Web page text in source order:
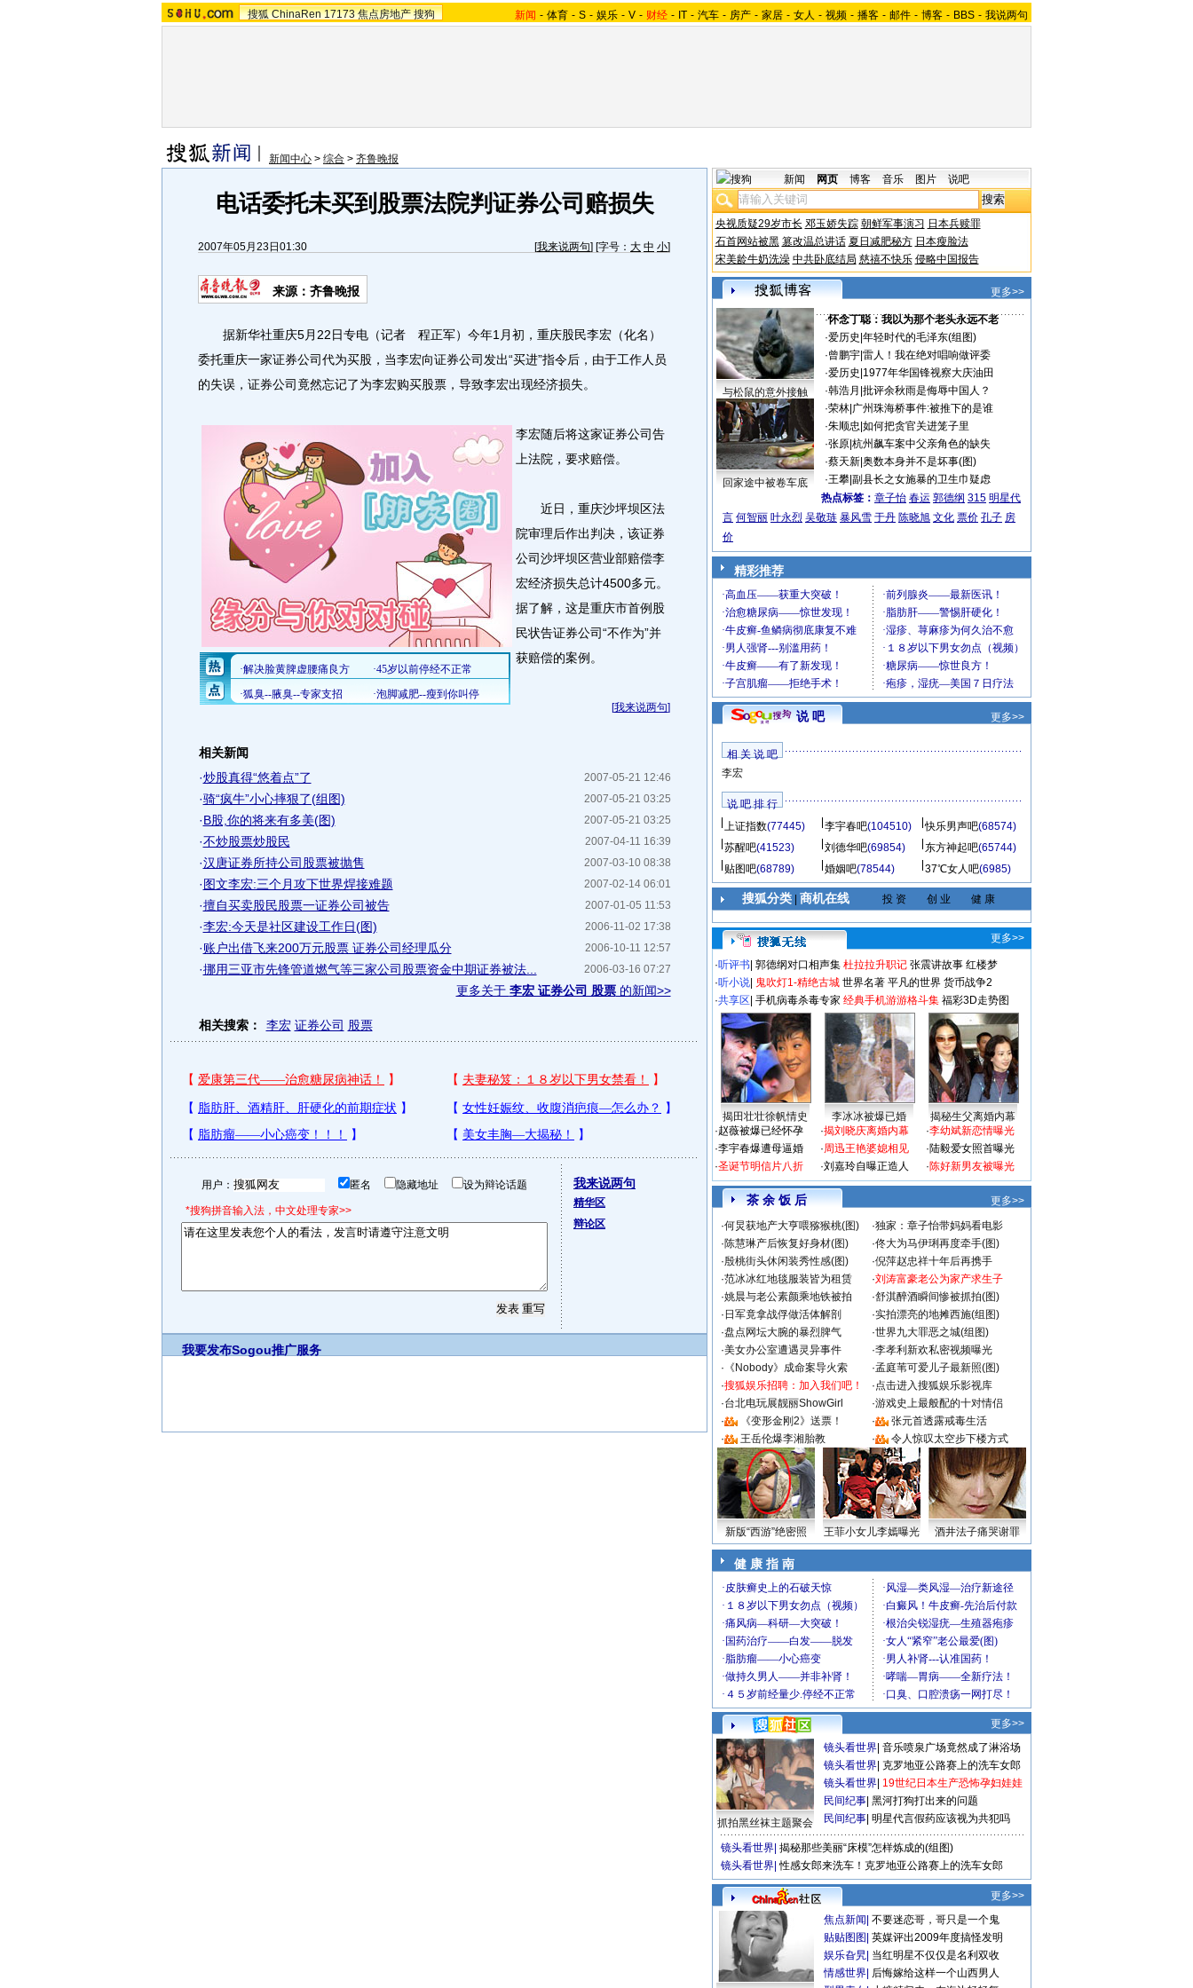
搜狐 ChinaRen 17173 焦点房地产 搜狗 新闻 - 体育 - S - 娱乐 - V - 财经 - IT - 汽车 - 房产 - 家居 - 女人 - 视频 - 播客 - 邮件 - 博客 - BBS - 我说两句
新闻中心 > 综合 > 齐鲁晚报
电话委托未买到股票法院判证券公司赔损失
2007年05月23日01:30 [我来说两句] [字号： 大 中 小]
来源：齐鲁晚报
据新华社重庆5月22日专电（记者 程正军）今年1月初，重庆股民李宏（化名）
委托重庆一家证券公司代为买股，当李宏向证券公司发出“买进”指令后，由于工作人员
的失误，证券公司竟然忘记了为李宏购买股票，导致李宏出现经济损失。
李宏随后将这家证券公司告
上法院，要求赔偿。
近日，重庆沙坪坝区法
院审理后作出判决，该证券
公司沙坪坝区营业部赔偿李
宏经济损失总计4500多元。
据了解，这是重庆市首例股
民状告证券公司“不作为”并
获赔偿的案例。
[我来说两句]
相关新闻
2007-05-21 12:46
·炒股真得“悠着点”了
2007-05-21 03:25
·骑“疯牛”小心摔狠了(组图)
2007-05-21 03:25
·B股,你的将来有多美(图)
2007-04-11 16:39
·不炒股票炒股民
2007-03-10 08:38
·汉唐证券所持公司股票被抛售
2007-02-14 06:01
·图文李宏:三个月攻下世界焊接难题
2007-01-05 11:53
·擅自买卖股民股票一证券公司被告
2006-11-02 17:38
·李宏:今天是社区建设工作日(图)
2006-10-11 12:57
·账户出借飞来200万元股票 证券公司经理瓜分
2006-03-16 07:27
·挪用三亚市先锋管道燃气等三家公司股票资金中期证券被法...
更多关于 李宏 证券公司 股票的新闻>>
相关搜索： 李宏 证券公司 股票
用户： 匿名 隐藏地址 设为辩论话题
*搜狗拼音输入法，中文处理专家>>
我来说两句
精华区
辩论区
我要发布Sogou推广服务
新闻 网页 博客 音乐 图片 说吧
央视质疑29岁市长 邓玉娇失踪 朝鲜军事演习 日本兵赎罪
石首网站被黑 篡改温总讲话 夏日减肥秘方 日本瘦脸法
宋美龄牛奶洗澡 中共卧底结局 慈禧不快乐 侵略中国报告
更多>>
与松鼠的意外接触
回家途中被卷车底
·怀念丁聪：我以为那个老头永远不老
·爱历史 年轻时代的毛泽东(组图)
·曾鹏宇| 雷人！我在绝对唱响做评委
·爱历史 1977年华国锋视察大庆油田
·韩浩月 批评余秋雨是侮辱中国人？
·荣林| 广州珠海桥事件:被推下的是谁
·朱顺忠 如何把贪官关进笼子里
·张原| 杭州飙车案中父亲角色的缺失
·蔡天新| 奥数本身并不是坏事(图)
·王攀| 副县长之女施暴的卫生巾疑虑
热点标签： 章子怡 春运 郭德纲 315 明星代
言 何智丽 叶永烈 吴敬琏 暴风雪 于丹 陈晓旭 文化 票价 孔子 房
价
精彩推荐
说 吧 更多>>
相 关 说 吧
李宏
说 吧 排 行
上证指数(77445) 李宇春吧(104510) 快乐男声吧(68574)
苏醒吧(41523) 刘德华吧(69854) 东方神起吧(65744)
贴图吧(68789) 婚姻吧(78544) 37℃女人吧(6985)
搜狐分类| 商机在线 投 资 创 业 健 康
更多>>
·听评书 郭德纲对口相声集 杜拉拉升职记 张震讲故事 红楼梦
·听小说 鬼吹灯1-精绝古城 世界名著 平凡的世界 货币战争2
·共享区 手机病毒杀毒专家 经典手机游游格斗集 福彩3D走势图
揭田壮壮徐帆情史 李冰冰被爆已婚
揭秘生父离婚内幕
·赵薇被爆已经怀孕
·李宇春爆遭母逼婚
·圣诞节明信片八折
·揭刘晓庆离婚内幕
·周迅王艳婆媳相见
·刘嘉玲自曝正造人
·李幼斌新恋情曝光
·陆毅爱女照首曝光
·陈好新男友被曝光
茶 余 饭 后
更多>>
·何炅获地产大亨喂猕猴桃(图) ·独家：章子怡带妈妈看电影
·陈慧琳产后恢复好身材(图) ·佟大为马伊琍再度牵手(图)
·殷桃街头休闲装秀性感(图) ·倪萍赵忠祥十年后再携手
·范冰冰红地毯服装皆为租赁 ·刘涛富豪老公为家产求生子
·姚晨与老公素颜乘地铁被拍 ·舒淇醉酒瞬间惨被抓拍(图)
· 日军竟拿战俘做活体解剖 ·实拍漂亮的地摊西施(组图)
·盘点网坛大腕的暴烈脾气 ·世界九大罪恶之城(组图)
·美女办公室遭遇灵异事件 ·李孝利新欢私密视频曝光
· 《Nobody》成命案导火索 ·孟庭苇可爱儿子最新照(图)
·搜狐娱乐招聘：加入我们吧！ ·点击进入搜狐娱乐影视库
·台北电玩展靓丽ShowGirl ·游戏史上最般配的十对情侣
·
《变形金刚2》送票！ ·
张元首透露戒毒生活
·
王岳伦爆李湘胎教 · 令人惊叹太空步下楼方式
新版“西游”绝密照 王菲小女儿李嫣曝光 酒井法子痛哭谢罪
健 康 指 南
更多>>
抓拍黑丝袜主题聚会
镜头看世界 音乐喷泉广场竟然成了淋浴场
镜头看世界 克罗地亚公路赛上的洗车女郎
镜头看世界 19世纪日本生产恐怖孕妇娃娃
民间纪事 黑河打狗打出来的问题
民间纪事 明星代言假药应该视为共犯吗
镜头看世界 揭秘那些美丽“床模”怎样炼成的(组图)
镜头看世界 性感女郎来洗车！克罗地亚公路赛上的洗车女郎
更多>>
焦点新闻 不要迷恋哥，哥只是一个鬼
贴贴图图 英媒评出2009年度搞怪发明
娱乐旮旯 当红明星不仅仅是名利双收
情感世界 后悔嫁给这样一个山西男人